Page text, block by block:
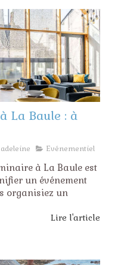
La Baule : à
Evénementiel
à La Baule est
un événement
organisiez un
Lire l'article